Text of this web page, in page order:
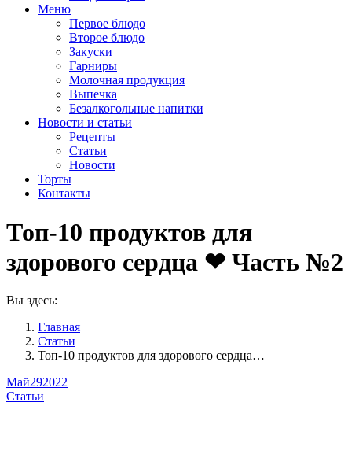
Меню
Первое блюдо
Второе блюдо
Закуски
Гарниры
Молочная продукция
Выпечка
Безалкогольные напитки
Новости и статьи
Рецепты
Статьи
Новости
Торты
Контакты
Топ-10 продуктов для
здорового сердца ❤ Часть №2
Вы здесь:
Главная
Статьи
Топ-10 продуктов для здорового сердца…
Май292022
Статьи